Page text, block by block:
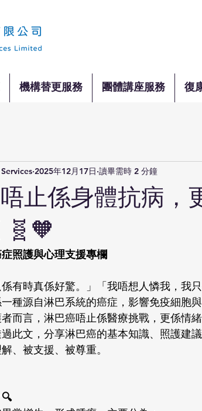
機構替更服務 團體講座服務 復
止係身體抗病，
2025年12月17日 讀畢需時 2 分鐘
照護與心理支援專欄
係有時真係好驚。」「我唔想人憐我，我
種源自淋巴系統的癌症，影響免疫細胞
而言，淋巴癌唔止係醫療挑戰，更係情緒
此文，分享淋巴癌的基本知識、照護建
、被支援、被尊重。